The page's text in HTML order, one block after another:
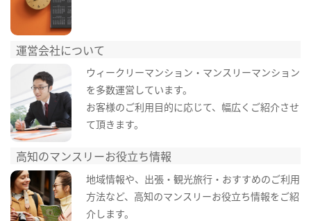
運営会社について
ウィークリーマンション・マンスリーマンション
を多数運営しています。
お客様のご利用目的に応じて、幅広くご紹介させ
て頂きます。
高知のマンスリーお役立ち情報
地域情報や、出張・観光旅行・おすすめのご利用
方法など、高知のマンスリーお役立ち情報をご紹
介します。